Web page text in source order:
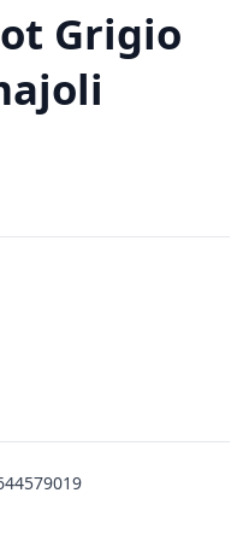
Grigio